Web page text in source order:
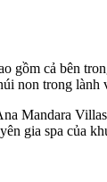
cả bên
non trong
Mandara
gia spa của